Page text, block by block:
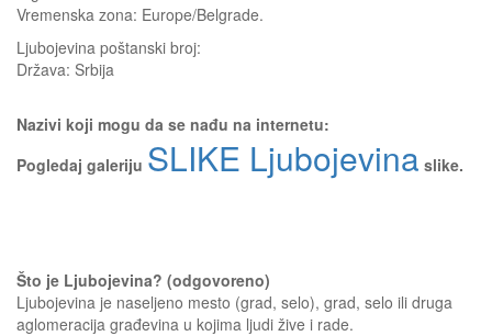
Vremenska zona: Europe/Belgrade.
Ljubojevina poštanski broj:
Država: Srbija
Nazivi koji mogu da se nađu na internetu:
Pogledaj galeriju SLIKE Ljubojevina slike.
Što je Ljubojevina? (odgovoreno)
Ljubojevina je naseljeno mesto (grad, selo), grad, selo ili druga
aglomeracija građevina u kojima ljudi žive i rade.